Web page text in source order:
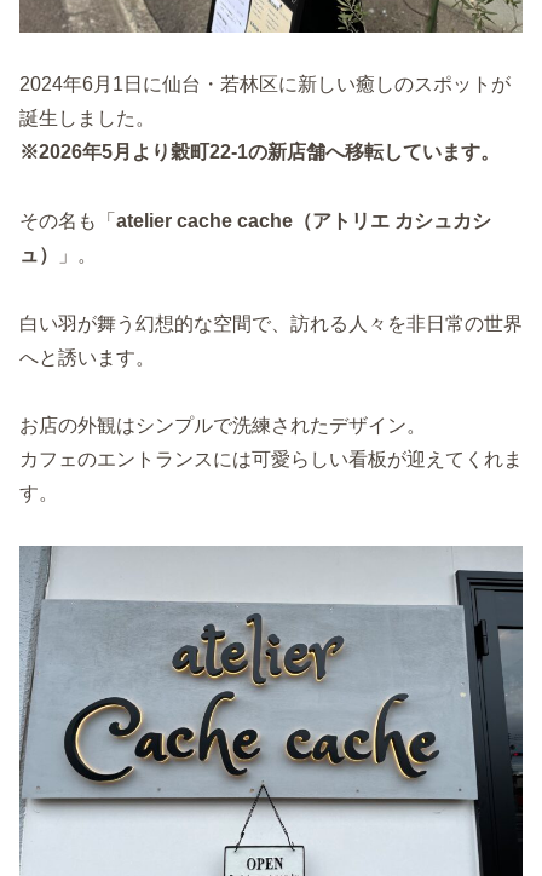
2024年6月1日に仙台・若林区に新しい癒しのスポットが
誕生しました。
※2026年5月より穀町22-1の新店舗へ移転しています。
その名も「 atelier cache cache（アトリエ カシュカシ
ュ）
」。
白い羽が舞う幻想的な空間で、訪れる人々を非日常の世界
へと誘います。
お店の外観はシンプルで洗練されたデザイン。
カフェのエントランスには可愛らしい看板が迎えてくれま
す。